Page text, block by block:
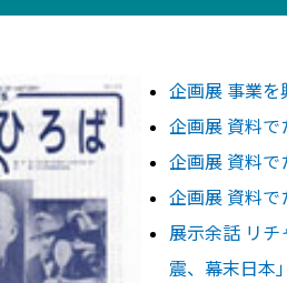
企画展 事業を
企画展 資料で
企画展 資料で
企画展 資料で
展示余話 リ
震、幕末日本